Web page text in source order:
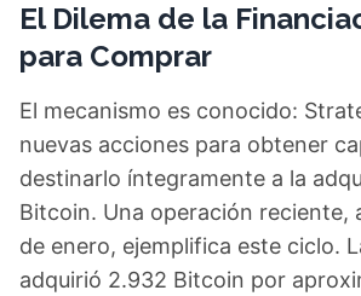
El Dilema de la
para Comprar
El mecanismo es conocido:
nuevas acciones para obtener
destinarlo íntegramente a la
Bitcoin. Una operación reciente,
de enero, ejemplifica este ciclo.
adquirió 2.932 Bitcoin por